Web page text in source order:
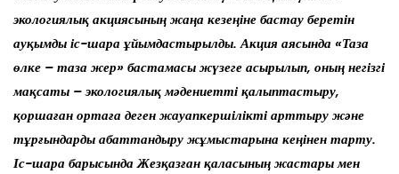
экологиялық акциясының жаңа кезеңіне бастау беретін
ауқымды іс-шара ұйымдастырылды. Акция аясында «Таза
өлке – таза жер» бастамасы жүзеге асырылып, оның негізгі
мақсаты – экологиялық мәдениетті қалыптастыру,
қоршаған ортаға деген жауапкершілікті арттыру және
тұрғындарды абаттандыру жұмыстарына кеңінен тарту.
Іс-шара барысында Жезқазған қаласының жастары мен